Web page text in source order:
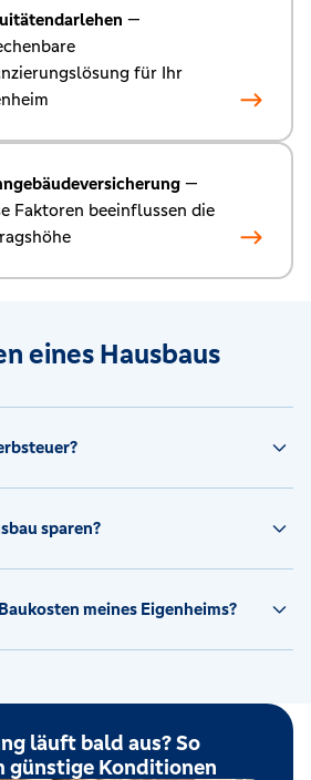
—
für Ihr
—
Faktoren beeinflussen die
eines Hausbaus
sparen?
meines Eigenheims?
läuft bald aus? So
günstige Konditionen